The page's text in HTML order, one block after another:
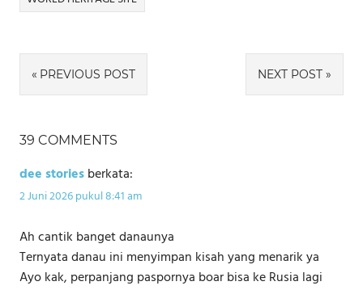
Navigasi
pos
PREVIOUS POST NEXT POST
39 COMMENTS
dee storiesberkata:
2 Juni 2026 pukul 8:41 am
Ah cantik banget danaunya
Ternyata danau ini menyimpan kisah yang menarik ya
Ayo kak, perpanjang paspornya boar bisa ke Rusia lagi